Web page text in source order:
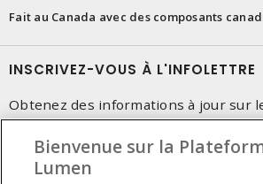
Fait au Canada avec des composants
INSCRIVEZ-VOUS À L'INFOLETTRE
Obtenez des informations à jour sur
Bienvenue sur la
Lumen